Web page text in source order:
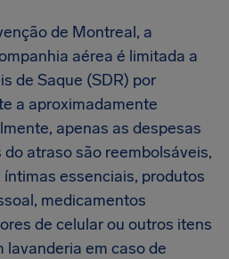
de Montreal, a
aérea é limitada a
de Saque (SDR) por
a aproximadamente
apenas as despesas
atraso são reembolsáveis,
essenciais, produtos
medicamentos
de celular ou outros itens
lavanderia em caso de